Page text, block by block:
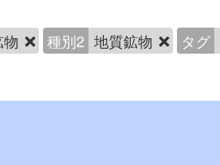
種別2 地質鉱物 タグ